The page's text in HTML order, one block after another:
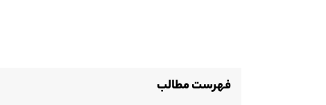
فهرست مطالب